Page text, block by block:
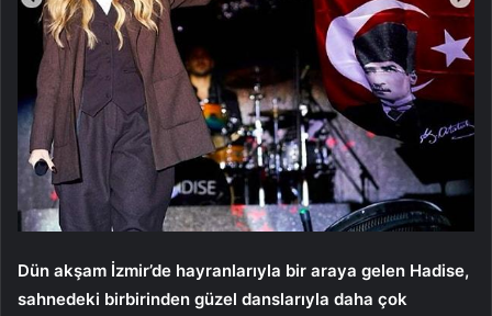
Dün akşam İzmir’de hayranlarıyla bir araya gelen Hadise,
sahnedeki birbirinden güzel danslarıyla daha çok